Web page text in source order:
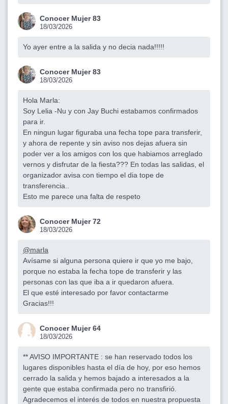
Conocer Mujer 83
18/03/2026
Yo ayer entre a la salida y no decia nada!!!!!
Conocer Mujer 83
18/03/2026
Hola Marla:
Soy Lelia -Nu y con Jay Buchi estabamos confirmados
para ir.
En ningun lugar figuraba una fecha tope para transferir,
y ahora de repente y sin aviso nos dejas afuera sin
poder ver a los amigos con los que habiamos arreglado
vernos y disfrutar de la fiesta??? En todas las salidas, el
organizador avisa con tiempo el dia tope de
transferencia..
Esto me parece una falta de respeto
Conocer Mujer 72
18/03/2026
@marla
Avísame si alguna persona quiere ir que yo me bajo,
porque no estaba la fecha tope de transferir y las
personas con las que iba a ir quedaron afuera.
El que esté interesado por favor contactarme
Gracias!!!
Conocer Mujer 64
18/03/2026
** AVISO IMPORTANTE : se han reservado todos los
lugares disponibles hasta el día de hoy, por eso hemos
cerrado la salida y hemos bajado a interesados a la
gente que estaba confirmada pero no transfirió.
Agradecemos el interés de todos en nuestra propuesta